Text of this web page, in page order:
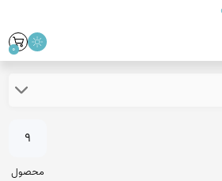
ایران - فارس - کازرون
0
9
محصول